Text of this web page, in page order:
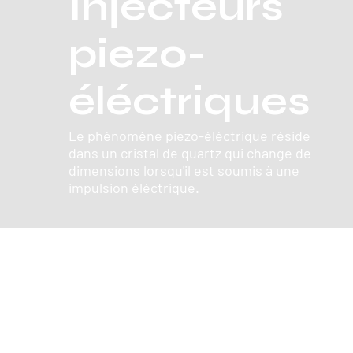
piezo-
éléctriques
Le phénomène piezo-éléctrique réside
dans un cristal de quartz qui change de
dimensions lorsqu'il est soumis à une
impulsion éléctrique.